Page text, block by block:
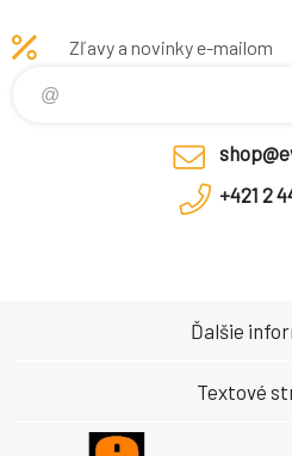
Zľavy a novinky e-mailom
+421 2
Ďalšie
Textové